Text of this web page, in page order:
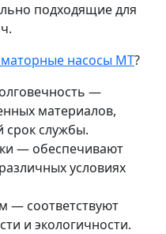
подходящие для
насосы МТ?
—
материалов,
срок службы.
— обеспечивают
условиях
— соответствуют
и экологичности.